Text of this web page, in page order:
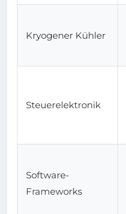
Kryogener Kühler
Steuerelektronik
Software-
Frameworks